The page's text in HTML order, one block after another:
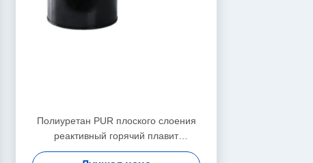
Полиуретан PUR плоского слоения
реактивный горячий плавит
Woodworking сопротивления жары клея